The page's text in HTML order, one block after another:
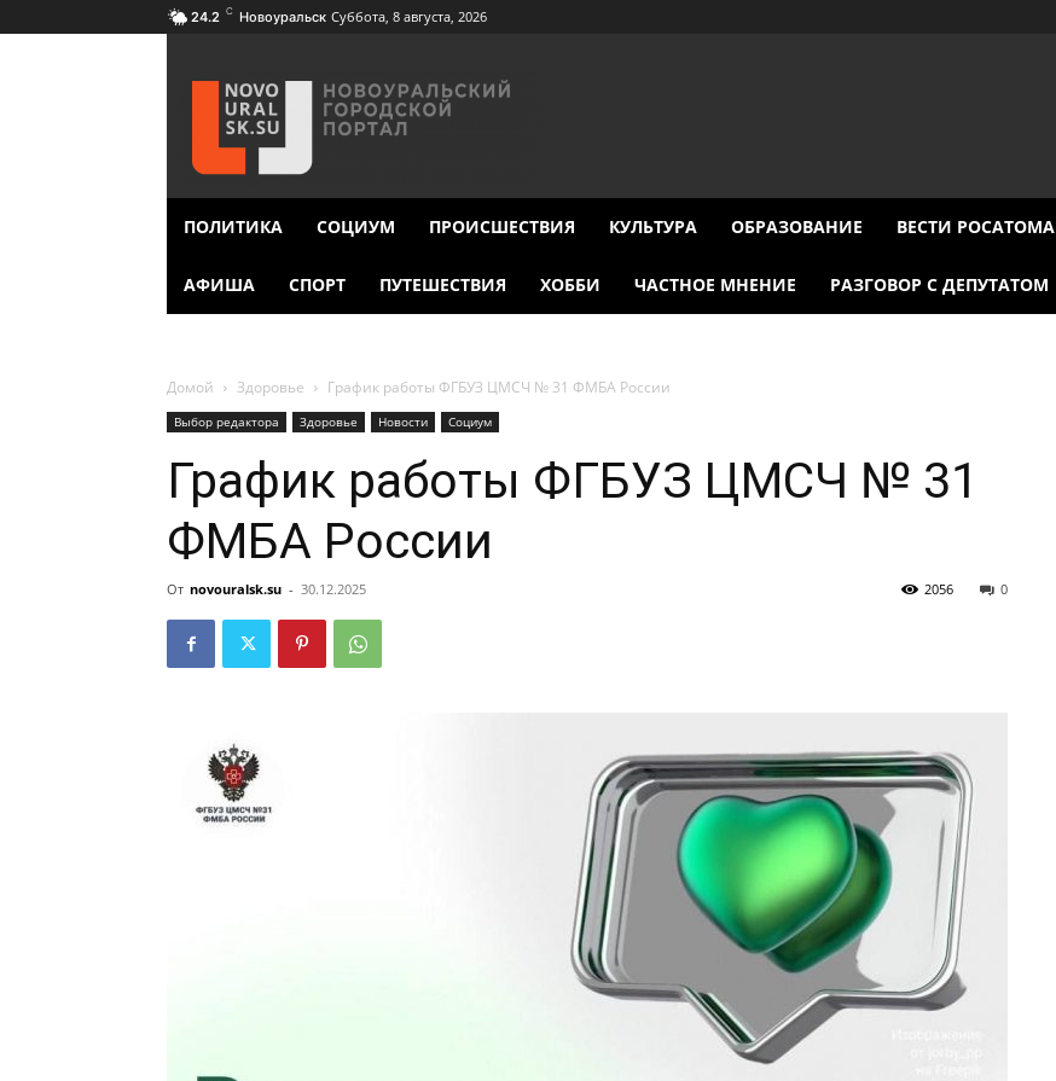
24.2 C Новоуральск Суббота, 8 августа, 2026
ПОЛИТИКА СОЦИУМ ПРОИСШЕСТВИЯ КУЛЬТУРА ОБРАЗОВАНИЕ ВЕСТИ РОСАТОМА
АФИША СПОРТ ПУТЕШЕСТВИЯ ХОББИ ЧАСТНОЕ МНЕНИЕ РАЗГОВОР С ДЕПУТАТОМ
Домой Здоровье График работы ФГБУЗ ЦМСЧ № 31 ФМБА России
Выбор редактора Здоровье Новости Социум
График работы ФГБУЗ ЦМСЧ № 31
ФМБА России
От novouralsk.su - 30.12.2025 0
2056